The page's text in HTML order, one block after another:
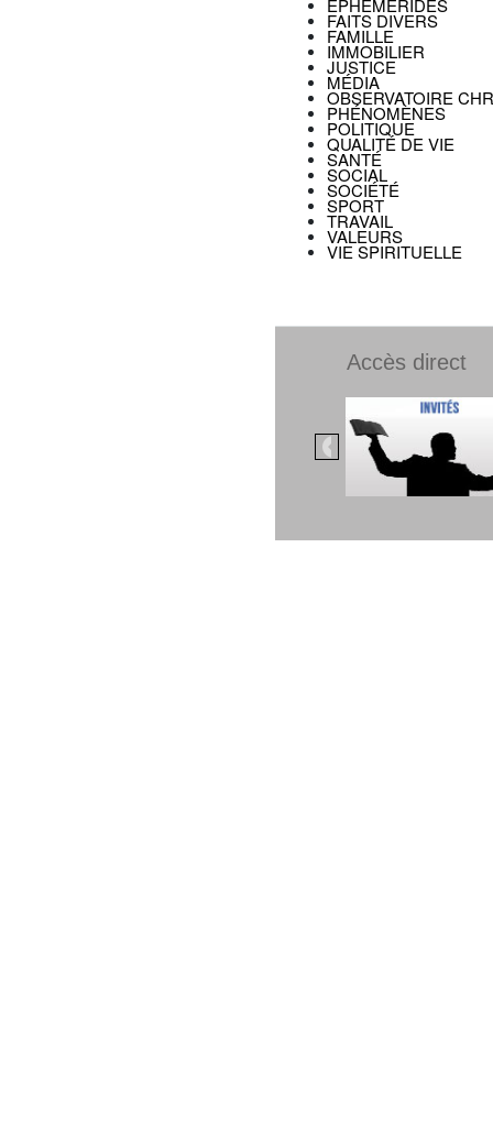
EPHÉMÉRIDES
FAITS DIVERS
FAMILLE
IMMOBILIER
JUSTICE
MÉDIA
OBSERVATOIRE
PHÉNOMÈNES
POLITIQUE
QUALITÉ DE VIE
SANTÉ
SOCIAL
SOCIÉTÉ
SPORT
TRAVAIL
VALEURS
VIE SPIRITUELLE
Accès direct